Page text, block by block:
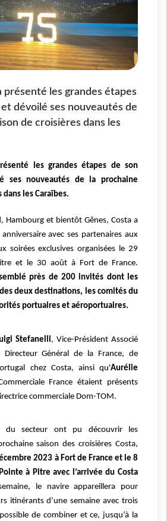
présenté les grandes étapes
dévoilé ses nouveautés de
de croisières dans les
les grandes étapes de son
ses nouveautés de la prochaine
les Caraïbes.
Hambourg et bientôt Gênes, Costa a
avec ses partenaires aux
soirées exclusives organisées le 29
et le 30 août à Fort de France.
près de 200 invités dont les
deux destinations, les comités du
portuaires et aéroportuaires.
Stefanelli, Vice-Président Associé
Général de la France, de
chez Costa, ainsi qu'Aurélie
France étaient présents
commerciale Dom-TOM.
du secteur ont pu découvrir les
saison des croisières Costa,
2023 à Fort de France et le 8
à Pitre avec l’arrivée du Costa
le navire appareillera pour
itinérants d’une semaine avec trois
de combiner et ce, jusqu’à la